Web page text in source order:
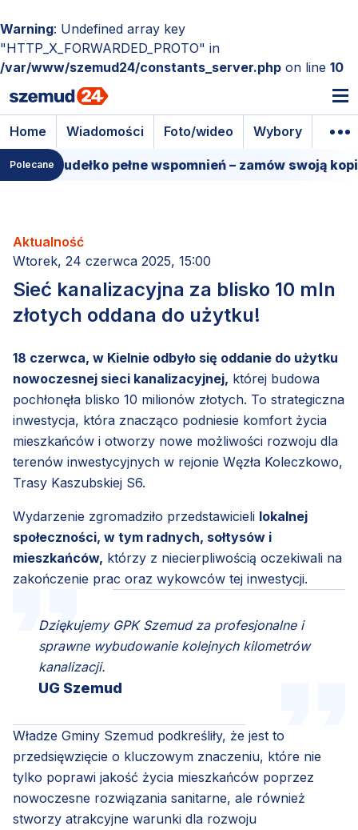
Warning: Undefined array key
"HTTP_X_FORWARDED_PROTO" in
/var/www/szemud24/constants_server.php on line 10
Home Wiadomości Foto/wideo Wybory
Polecanepudełko pełne wspomnień – zamów swoją kopię!
Aktualność
Wtorek, 24 czerwca 2025, 15:00
Sieć kanalizacyjna za blisko 10 mln
złotych oddana do użytku!
18 czerwca, w Kielnie odbyło się oddanie do użytku
nowoczesnej sieci kanalizacyjnej, której budowa
pochłonęła blisko 10 milionów złotych. To strategiczna
inwestycja, która znacząco podniesie komfort życia
mieszkańców i otworzy nowe możliwości rozwoju dla
terenów inwestycyjnych w rejonie Węzła Koleczkowo,
Trasy Kaszubskiej S6.
Wydarzenie zgromadziło przedstawicieli lokalnej
społeczności, w tym radnych, sołtysów i
mieszkańców, którzy z niecierpliwością oczekiwali na
zakończenie prac oraz wykowców tej inwestycji.
Dziękujemy GPK Szemud za profesjonalne i
sprawne wybudowanie kolejnych kilometrów
kanalizacji.
UG Szemud
Władze Gminy Szemud podkreśliły, że jest to
przedsięwzięcie o kluczowym znaczeniu, które nie
tylko poprawi jakość życia mieszkańców poprzez
nowoczesne rozwiązania sanitarne, ale również
stworzy atrakcyjne warunki dla rozwoju